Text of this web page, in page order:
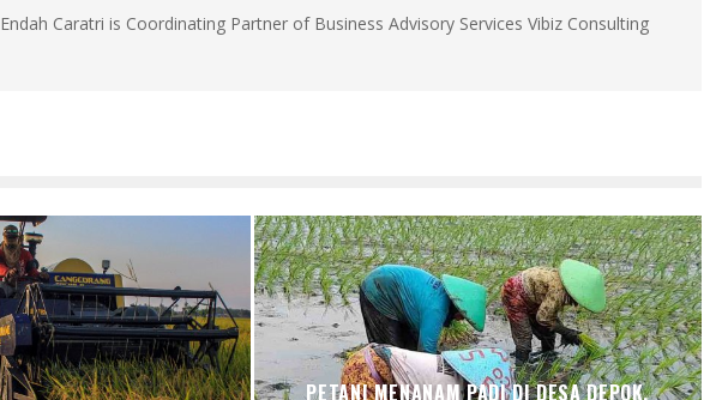
Endah Caratri is Coordinating Partner of Business Advisory Services Vibiz Consulting
PETANI MENANAM PADI DI DESA DEPOK,